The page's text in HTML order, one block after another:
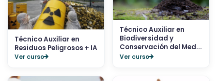
Técnico Auxiliar en
Residuos Peligrosos + IA
Ver curso
Técnico Auxiliar en
Biodiversidad y
Conservación del Med...
Ver curso